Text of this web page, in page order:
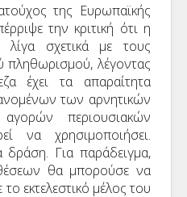
της Ευρωπαϊκής
την κριτική ότι η
λίγα
σχετικά με τους
πληθωρισμού, λέγοντας
έχει τα απαραίτητα
των αρνητικών
περιουσιακών
να χρησιμοποιήσει.
δράση. Για παράδειγμα,
θα μπορούσε να
εκτελεστικό μέλος του